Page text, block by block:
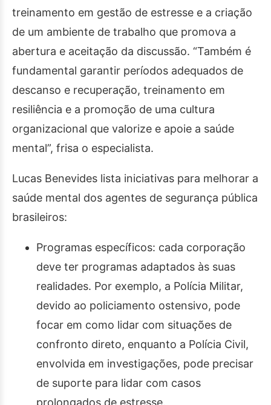
treinamento em gestão de estresse e a criação
de um ambiente de trabalho que promova a
abertura e aceitação da discussão. “Também é
fundamental garantir períodos adequados de
descanso e recuperação, treinamento em
resiliência e a promoção de uma cultura
organizacional que valorize e apoie a saúde
mental”, frisa o especialista.
Lucas Benevides lista iniciativas para melhorar a
saúde mental dos agentes de segurança pública
brasileiros:
Programas específicos: cada corporação
deve ter programas adaptados às suas
realidades. Por exemplo, a Polícia Militar,
devido ao policiamento ostensivo, pode
focar em como lidar com situações de
confronto direto, enquanto a Polícia Civil,
envolvida em investigações, pode precisar
de suporte para lidar com casos
prolongados de estresse.